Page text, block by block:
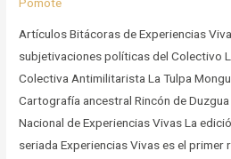
Artículos Bitácoras de Experiencias
subjetivaciones políticas del Colectivo
Colectiva Antimilitarista La Tulpa
Cartografía ancestral Rincón de
Nacional de Experiencias Vivas La
seriada Experiencias Vivas es el primer